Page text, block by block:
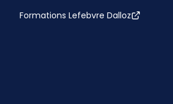
Formations Lefebvre Dalloz